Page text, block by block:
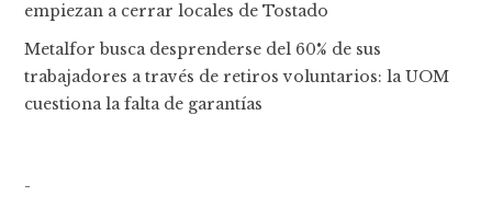
empiezan a cerrar locales de Tostado
Metalfor busca desprenderse del 60% de sus
trabajadores a través de retiros voluntarios: la UOM
cuestiona la falta de garantías
-